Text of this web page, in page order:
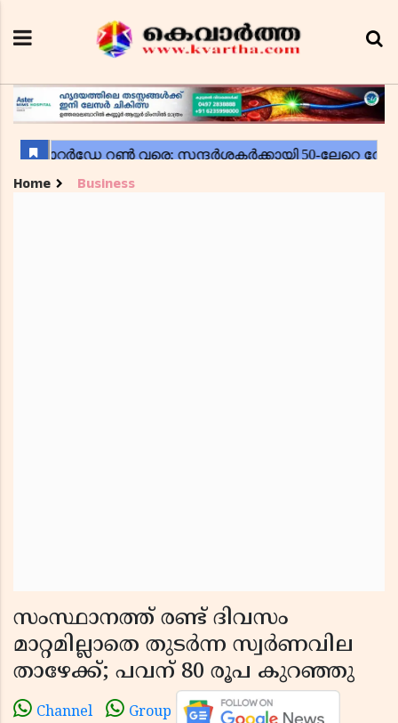
Home Business
സംസ്ഥാനത്ത് രണ്ട് ദിവസം
മാറ്റമില്ലാതെ തുടർന്ന സ്വർണവില
താഴേക്ക്; പവന് 80 രൂപ കുറഞ്ഞു
Channel Group